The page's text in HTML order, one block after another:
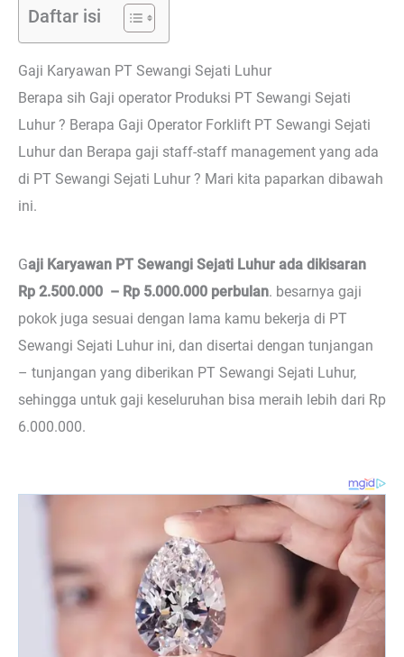
Daftar isi
Gaji Karyawan PT Sewangi Sejati Luhur
Berapa sih Gaji operator Produksi PT Sewangi Sejati
Luhur ? Berapa Gaji Operator Forklift PT Sewangi Sejati
Luhur dan Berapa gaji staff-staff management yang ada
di PT Sewangi Sejati Luhur ? Mari kita paparkan dibawah
ini.
Gaji Karyawan PT Sewangi Sejati Luhur ada dikisaran
Rp 2.500.000 – Rp 5.000.000 perbulan. besarnya gaji
pokok juga sesuai dengan lama kamu bekerja di PT
Sewangi Sejati Luhur ini, dan disertai dengan tunjangan
– tunjangan yang diberikan PT Sewangi Sejati Luhur,
sehingga untuk gaji keseluruhan bisa meraih lebih dari Rp
6.000.000.